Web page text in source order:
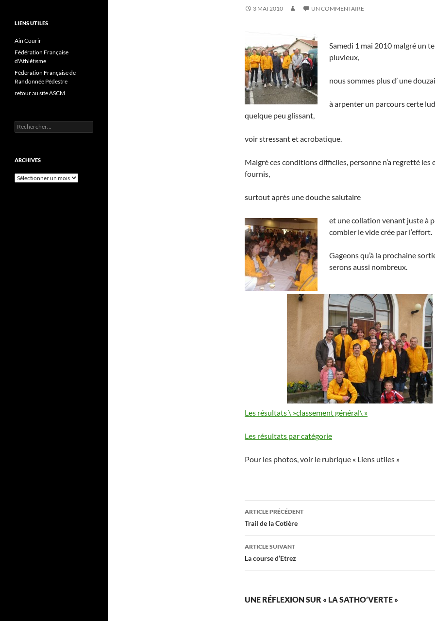
3 MAI 2010 UN COMMENTAIRE
Samedi 1 mai 2010 malgré un
pluvieux,
nous sommes plus d’ une
à arpenter un parcours certe
quelque peu glissant,
voir stressant et acrobatique.
Malgré ces conditions difficiles, personne n’a regretté les
fournis,
surtout après une douche salutaire
et une collation venant juste à
combler le vide crée par l’effort.
Gageons qu’à la prochaine
serons aussi nombreux.
Les résultats \ »classement général\ »
Les résultats par catégorie
Pour les photos, voir le rubrique « Liens utiles »
Navigation
des
articles
ARTICLE PRÉCÉDENT
Trail de la Cotière
ARTICLE SUIVANT
La course d’Etrez
UNE RÉFLEXION SUR « LA SATHO’VERTE »
LIENS UTILES
Ain Courir
Fédération Française
d'Athlétisme
Fédération Française de
Randonnée Pédestre
retour au site ASCM
Rechercher :
ARCHIVES
Archives